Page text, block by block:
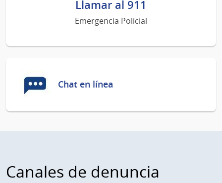
Llamar al 911
Emergencia Policial
Chat en línea
Canales de denuncia